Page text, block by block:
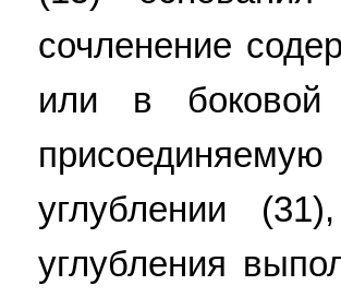
сочленение
или в
углублении
углубления